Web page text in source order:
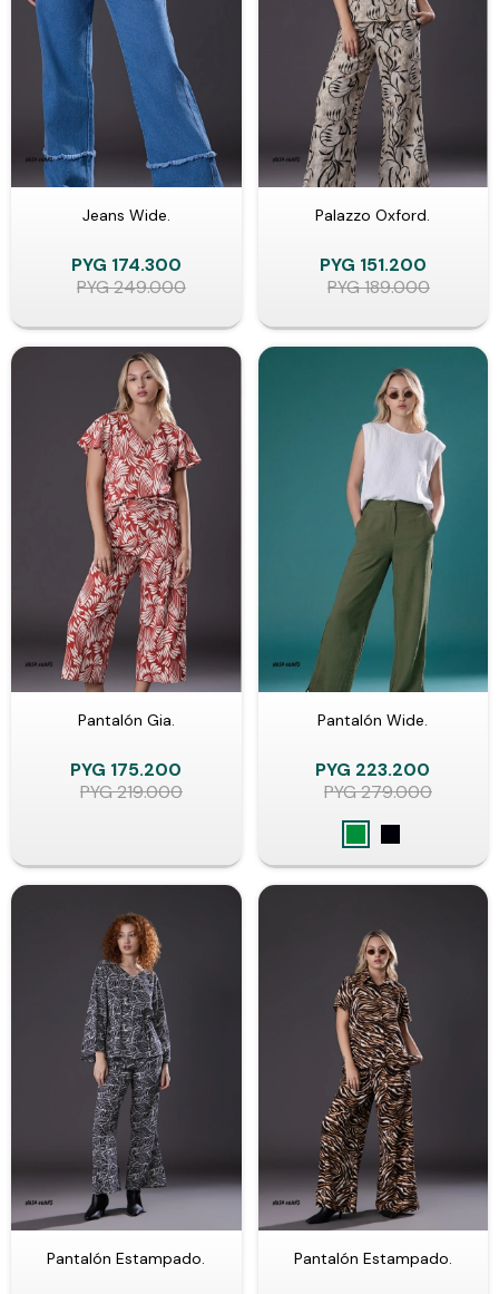
Jeans Wide.
PYG 174.300
PYG249.000
Palazzo Oxford.
PYG 151.200
PYG189.000
Pantalón Gia.
PYG 175.200
PYG219.000
Pantalón Wide.
PYG 223.200
PYG279.000
Pantalón Estampado. Pantalón Estampado.